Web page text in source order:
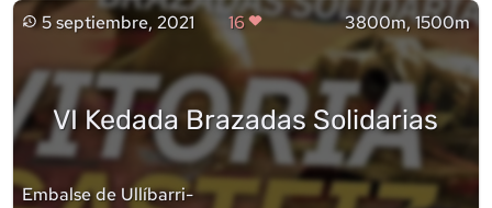
5 septiembre, 2021 16 3800m, 1500m
VI Kedada Brazadas Solidarias
Embalse de Ullíbarri-